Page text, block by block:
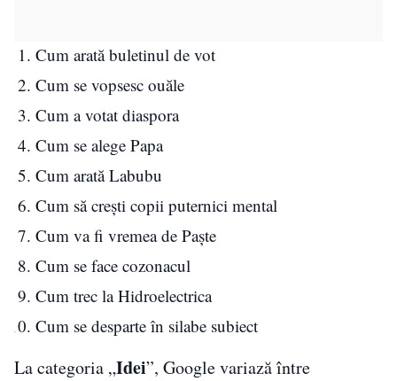
Cum arată buletinul de vot
Cum se vopsesc ouăle
Cum a votat diaspora
Cum se alege Papa
Cum arată Labubu
Cum să crești copii puternici mental
Cum va fi vremea de Paște
Cum se face cozonacul
Cum trec la Hidroelectrica
Cum se desparte în silabe subiect
La categoria „Idei”, Google variază între